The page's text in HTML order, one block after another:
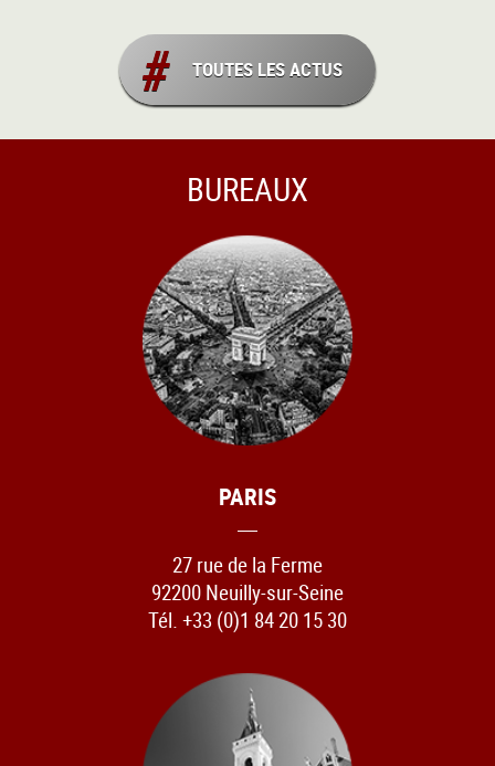
TOUTES LES ACTUS
BUREAUX
PARIS
27 rue de la Ferme
92200 Neuilly-sur-Seine
Tél. +33 (0)1 84 20 15 30